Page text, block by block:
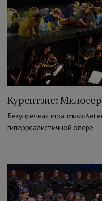
Курентзис:
Безупречная игра
гиперреалистичной опере